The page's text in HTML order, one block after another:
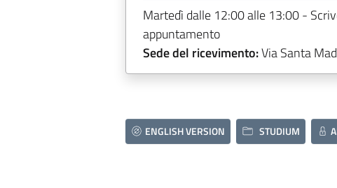
Martedì dalle 12:00 alle 13:00 -
appuntamento
Sede del ricevimento:Via Santa
ENGLISH VERSION STUDIUM